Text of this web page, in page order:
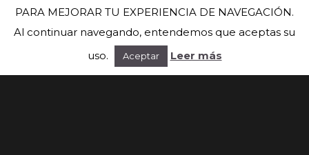
PARA MEJORAR TU EXPERIENCIA DE NAVEGACIÓN.
Al continuar navegando, entendemos que aceptas su
uso.
Aceptar Leer más